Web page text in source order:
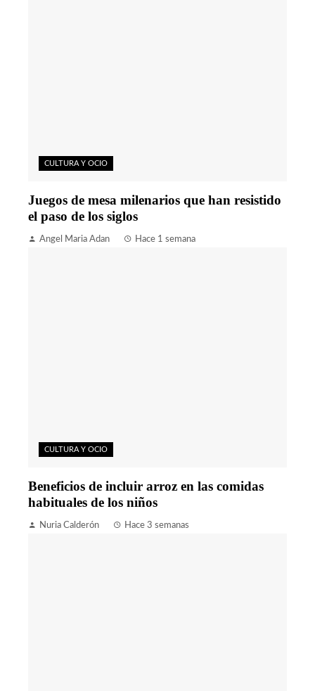
CULTURA Y OCIO
Juegos de mesa milenarios que han resistido
el paso de los siglos
Angel Maria Adan Hace 1 semana
CULTURA Y OCIO
Beneficios de incluir arroz en las comidas
habituales de los niños
Nuria Calderón Hace 3 semanas